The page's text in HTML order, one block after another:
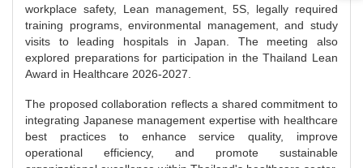
workplace safety, Lean management, 5S, legally required
training programs, environmental management, and study
visits to leading hospitals in Japan. The meeting also
explored preparations for participation in the Thailand Lean
Award in Healthcare 2026-2027.
The proposed collaboration reflects a shared commitment to
integrating Japanese management expertise with healthcare
best practices to enhance service quality, improve
operational efficiency, and promote sustainable